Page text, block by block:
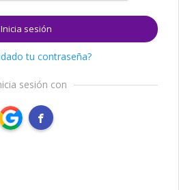
Inicia sesión
tu contraseña?
sesión con